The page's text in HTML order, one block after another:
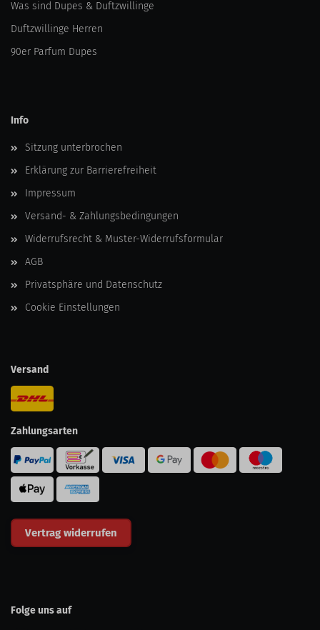
Was sind Dupes & Duftzwillinge
Duftzwillinge Herren
90er Parfum Dupes
Info
Sitzung unterbrochen
Erklärung zur Barrierefreiheit
Impressum
Versand- & Zahlungsbedingungen
Widerrufsrecht & Muster-Widerrufsformular
AGB
Privatsphäre und Datenschutz
Cookie Einstellungen
Versand
Zahlungsarten
Vertrag widerrufen
Folge uns auf